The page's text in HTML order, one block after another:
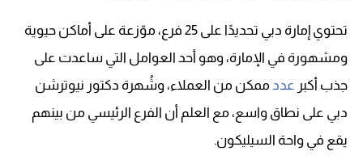
تحتوي إمارة دبي تحديدًا على 25 فرع، موّزعة على أماكن حيوية
ومشهورة في الإمارة، وهو أحد العوامل التي ساعدت على
جذب أكبر عددممكن من العملاء، وشُهرة دكتور نيوترشن
دبي على نطاق واسع، مع العلم أن الفرع الرئيسي من بينهم
يقع في واحة السيليكون.